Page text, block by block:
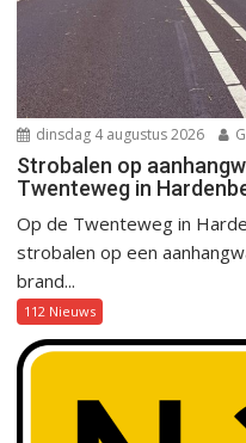
dinsdag 4 augustus 2026
Strobalen op
Twenteweg in
Op de Twenteweg in
strobalen op een
brand...
112 Nieuws